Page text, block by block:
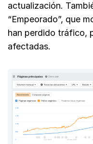
actualización.
“Empeorado”, que
han perdido tráfico,
afectadas.